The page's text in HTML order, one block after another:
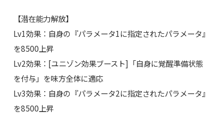
【潜在能力解放】
Lv1効果：自身の『パラメータ1に指定されたパラメータ』
を8500上昇
Lv2効果：[ユニゾン効果ブースト]「自身に覚醒準備状態
を付与」を味方全体に適応
Lv3効果：自身の『パラメータ2に指定されたパラメータ』
を8500上昇